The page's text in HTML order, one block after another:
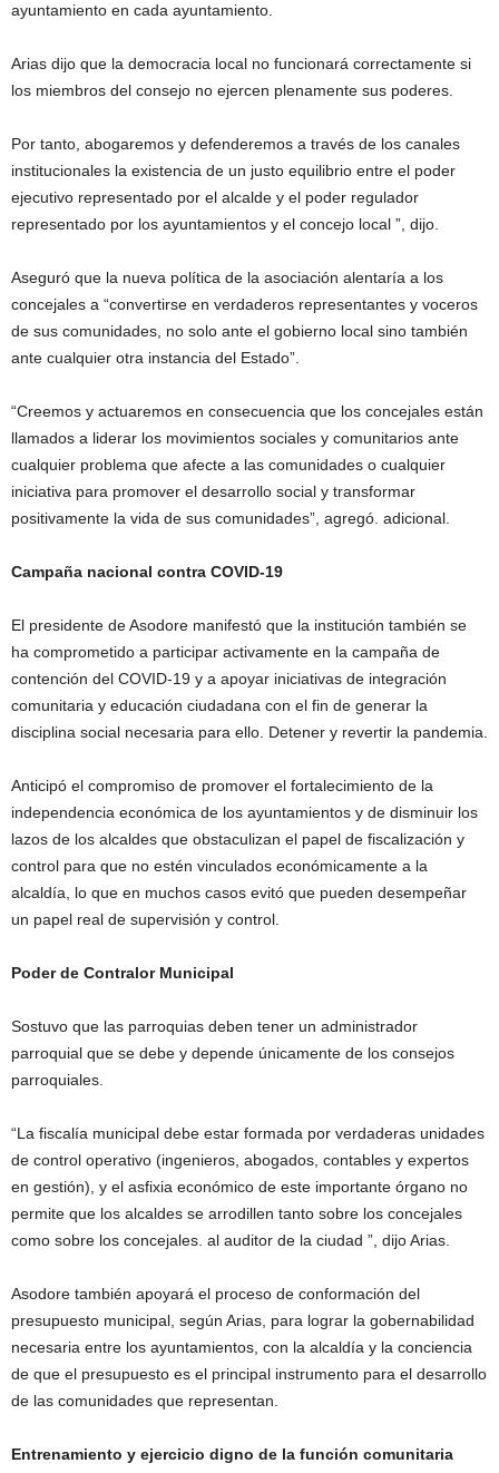
ayuntamiento en cada ayuntamiento.
Arias dijo que la democracia local no funcionará correctamente si
los miembros del consejo no ejercen plenamente sus poderes.
Por tanto, abogaremos y defenderemos a través de los canales
institucionales la existencia de un justo equilibrio entre el poder
ejecutivo representado por el alcalde y el poder regulador
representado por los ayuntamientos y el concejo local ”, dijo.
Aseguró que la nueva política de la asociación alentaría a los
concejales a “convertirse en verdaderos representantes y voceros
de sus comunidades, no solo ante el gobierno local sino también
ante cualquier otra instancia del Estado”.
“Creemos y actuaremos en consecuencia que los concejales están
llamados a liderar los movimientos sociales y comunitarios ante
cualquier problema que afecte a las comunidades o cualquier
iniciativa para promover el desarrollo social y transformar
positivamente la vida de sus comunidades”, agregó. adicional.
Campaña nacional contra COVID-19
El presidente de Asodore manifestó que la institución también se
ha comprometido a participar activamente en la campaña de
contención del COVID-19 y a apoyar iniciativas de integración
comunitaria y educación ciudadana con el fin de generar la
disciplina social necesaria para ello. Detener y revertir la pandemia.
Anticipó el compromiso de promover el fortalecimiento de la
independencia económica de los ayuntamientos y de disminuir los
lazos de los alcaldes que obstaculizan el papel de fiscalización y
control para que no estén vinculados económicamente a la
alcaldía, lo que en muchos casos evitó que pueden desempeñar
un papel real de supervisión y control.
Poder de Contralor Municipal
Sostuvo que las parroquias deben tener un administrador
parroquial que se debe y depende únicamente de los consejos
parroquiales.
“La fiscalía municipal debe estar formada por verdaderas unidades
de control operativo (ingenieros, abogados, contables y expertos
en gestión), y el asfixia económico de este importante órgano no
permite que los alcaldes se arrodillen tanto sobre los concejales
como sobre los concejales. al auditor de la ciudad ”, dijo Arias.
Asodore también apoyará el proceso de conformación del
presupuesto municipal, según Arias, para lograr la gobernabilidad
necesaria entre los ayuntamientos, con la alcaldía y la conciencia
de que el presupuesto es el principal instrumento para el desarrollo
de las comunidades que representan.
Entrenamiento y ejercicio digno de la función comunitaria